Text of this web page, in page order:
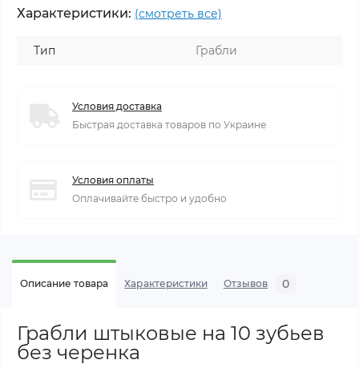
Характеристики: (смотреть все)
Тип Грабли
Условия доставка
Быстрая доставка товаров по Украине
Условия оплаты
Оплачивайте быстро и удобно
Описание товара Характеристики Отзывов 0
Грабли штыковые на 10 зубьев
без черенка